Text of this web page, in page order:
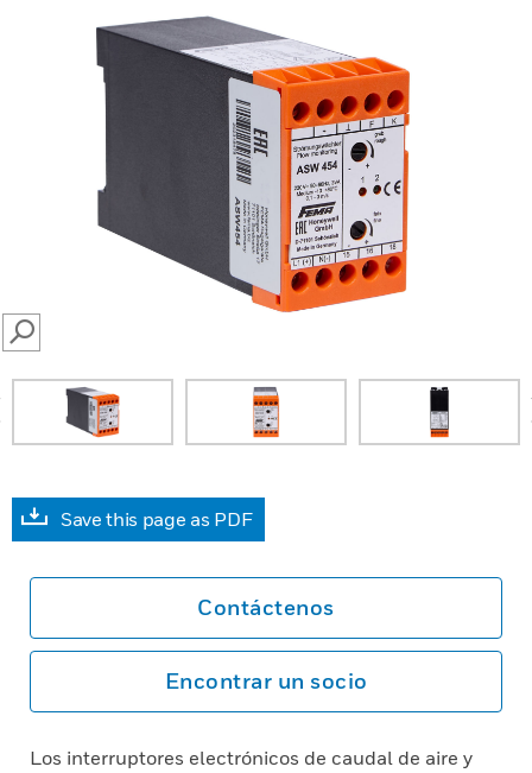
SEARCH
Save this page as PDF
Contáctenos
Encontrar un socio
Los interruptores electrónicos de caudal de aire y